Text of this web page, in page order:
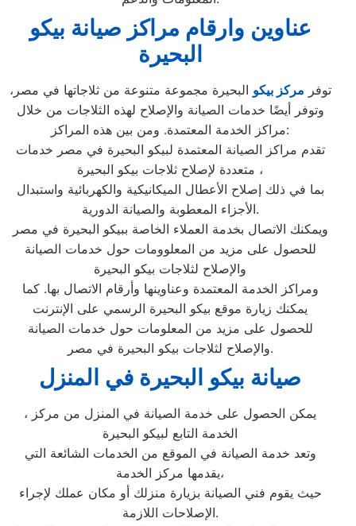
عناوين وارقام مراكز صيانة بيكو
البحيرة
توفر مركز بيكو البحيرة مجموعة متنوعة من ثلاجاتها في مصر،
وتوفر أيضًا خدمات الصيانة والإصلاح لهذه الثلاجات من خلال
مراكز الخدمة المعتمدة. ومن بين هذه المراكز:
تقدم مراكز الصيانة المعتمدة لبيكو البحيرة في مصر خدمات
متعددة لإصلاح ثلاجات بيكو البحيرة ،
بما في ذلك إصلاح الأعطال الميكانيكية والكهربائية واستبدال
الأجزاء المعطوبة والصيانة الدورية.
ويمكنك الاتصال بخدمة العملاء الخاصة ببيكو البحيرة في مصر
للحصول على مزيد من المعلوومات حول خدمات الصيانة
والإصلاح لثلاجات بيكو البحيرة
ومراكز الخدمة المعتمدة وعناوينها وأرقام الاتصال بها. كما
يمكنك زيارة موقع بيكو البحيرة الرسمي على الإنترنت
للحصول على مزيد من المعلومات حول خدمات الصيانة
والإصلاح لثلاجات بيكو البحيرة في مصر.
صيانة بيكو البحيرة في المنزل
، يمكن الحصول على خدمة الصيانة في المنزل من مركز
الخدمة التابع لبيكو البحيرة
وتعد خدمة الصيانة في الموقع من الخدمات الشائعة التي
يقدمها مركز الخدمة،
حيث يقوم فني الصيانة بزيارة منزلك أو مكان عملك لإجراء
الإصلاحات اللازمة.